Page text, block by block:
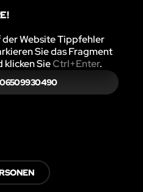
der Website Tippfehler
Sie das Fragment
klicken SieCtrl+Enter.
06509930490